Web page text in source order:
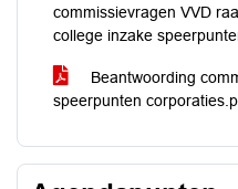
commissievragen VVD
college inzake
Beantwoording
speerpunten